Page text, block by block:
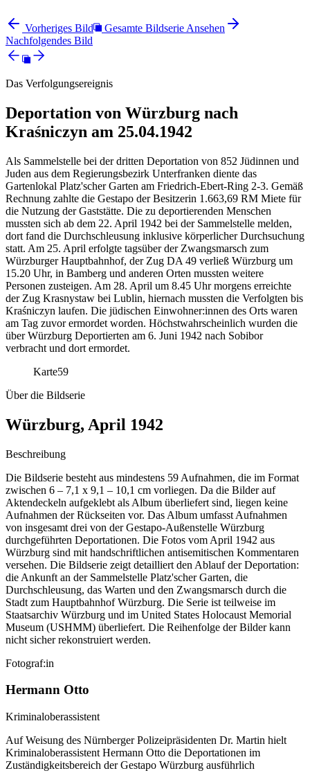
Vorheriges Bild
Gesamte Bildserie Ansehen
Nachfolgendes Bild
Das Verfolgungsereignis
Deportation von Würzburg nach
Kraśniczyn am 25.04.1942
Als Sammelstelle bei der dritten Deportation von 852 Jüdinnen und
Juden aus dem Regierungsbezirk Unterfranken diente das
Gartenlokal Platz'scher Garten am Friedrich-Ebert-Ring 2-3. Gemäß
Rechnung zahlte die Gestapo der Besitzerin 1.663,69 RM Miete für
die Nutzung der Gaststätte. Die zu deportierenden Menschen
mussten sich ab dem 22. April 1942 bei der Sammelstelle melden,
dort fand die Durchschleusung inklusive körperlicher Durchsuchung
statt. Am 25. April erfolgte tagsüber der Zwangsmarsch zum
Würzburger Hauptbahnhof, der Zug DA 49 verließ Würzburg um
15.20 Uhr, in Bamberg und anderen Orten mussten weitere
Personen zusteigen. Am 28. April um 8.45 Uhr morgens erreichte
der Zug Krasnystaw bei Lublin, hiernach mussten die Verfolgten bis
Kraśniczyn laufen. Die jüdischen Einwohner:innen des Orts waren
am Tag zuvor ermordet worden. Höchstwahrscheinlich wurden die
über Würzburg Deportierten am 6. Juni 1942 nach Sobibor
verbracht und dort ermordet.
Karte59
Über die Bildserie
Würzburg, April 1942
Beschreibung
Die Bildserie besteht aus mindestens 59 Aufnahmen, die im Format
zwischen 6 – 7,1 x 9,1 – 10,1 cm vorliegen. Da die Bilder auf
Aktendeckeln aufgeklebt als Album überliefert sind, liegen keine
Aufnahmen der Rückseiten vor. Das Album umfasst Aufnahmen
von insgesamt drei von der Gestapo-Außenstelle Würzburg
durchgeführten Deportationen. Die Fotos vom April 1942 aus
Würzburg sind mit handschriftlichen antisemitischen Kommentaren
versehen. Die Bildserie zeigt detailliert den Ablauf der Deportation:
die Ankunft an der Sammelstelle Platz'scher Garten, die
Durchschleusung, das Warten und den Zwangsmarsch durch die
Stadt zum Hauptbahnhof Würzburg. Die Serie ist teilweise im
Staatsarchiv Würzburg und im United States Holocaust Memorial
Museum (USHMM) überliefert. Die Reihenfolge der Bilder kann
nicht sicher rekonstruiert werden.
Fotograf:in
Hermann Otto
Kriminaloberassistent
Auf Weisung des Nürnberger Polizeipräsidenten Dr. Martin hielt
Kriminaloberassistent Hermann Otto die Deportationen im
Zuständigkeitsbereich der Gestapo Würzburg ausführlich